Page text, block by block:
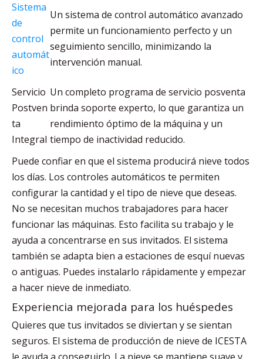
Sistema
de
control
automát
ico
Un sistema de control automático avanzado
permite un funcionamiento perfecto y un
seguimiento sencillo, minimizando la
intervención manual.
Servicio
Postven
ta
Integral
Un completo programa de servicio posventa
brinda soporte experto, lo que garantiza un
rendimiento óptimo de la máquina y un
tiempo de inactividad reducido.
Puede confiar en que el sistema producirá nieve todos
los días. Los controles automáticos te permiten
configurar la cantidad y el tipo de nieve que deseas.
No se necesitan muchos trabajadores para hacer
funcionar las máquinas. Esto facilita su trabajo y le
ayuda a concentrarse en sus invitados. El sistema
también se adapta bien a estaciones de esquí nuevas
o antiguas. Puedes instalarlo rápidamente y empezar
a hacer nieve de inmediato.
Experiencia mejorada para los huéspedes
Quieres que tus invitados se diviertan y se sientan
seguros. El sistema de producción de nieve de ICESTA